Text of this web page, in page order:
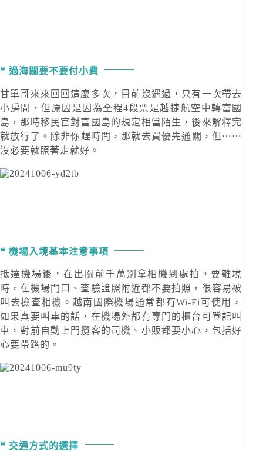
過海關要不要付小費
甘單哥來來回回這麼多次，目前沒遇過，只有一次帶去
小房間，但原因是因為全程4段票是越捷航空中轉富國
島，那時移民官對富國島的規定相當陌生，後來解釋完
就放行了。除非你趕時間，那就去買優先通關，但⋯⋯
沒必要就照著走就好。
機場入境基本注意事項
抵達機場後，在出關前千萬別拿相機到處拍。要離境
時，在機場門口、查驗證照附近都不要拍照，很容易被
叫去檢查相機。越南國際機場通常都有Wi-Fi可使用，
如果真要叫車的話，在機場外都有專門的櫃台可登記叫
車，對前自動上門攬客的司機、小販都要小心，包括好
心要帶路的。
交通方式的選擇